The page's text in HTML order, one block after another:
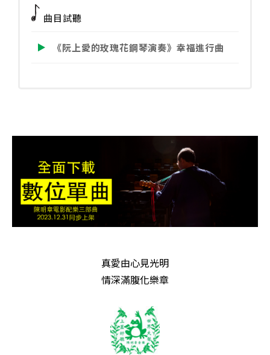
花
鋼
演
曲
量
曲目試聽
《阮上愛的玫瑰花鋼琴演奏》幸福進行曲
真愛由心見光明
情深滿腹化樂章